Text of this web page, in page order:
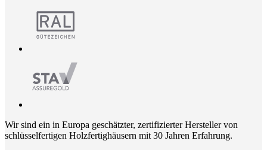
Wir sind ein in Europa geschätzter, zertifizierter Hersteller von
schlüsselfertigen Holzfertighäusern mit 30 Jahren Erfahrung.